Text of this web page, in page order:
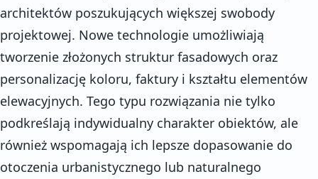
architektów poszukujących większej swobody
projektowej. Nowe technologie umożliwiają
tworzenie złożonych struktur fasadowych oraz
personalizację koloru, faktury i kształtu elementów
elewacyjnych. Tego typu rozwiązania nie tylko
podkreślają indywidualny charakter obiektów, ale
również wspomagają ich lepsze dopasowanie do
otoczenia urbanistycznego lub naturalnego